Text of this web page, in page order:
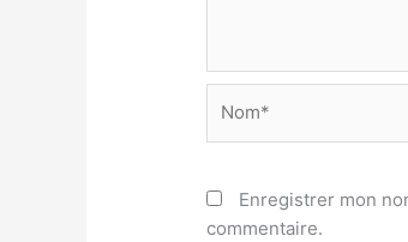
Enregistrer mon
commentaire.